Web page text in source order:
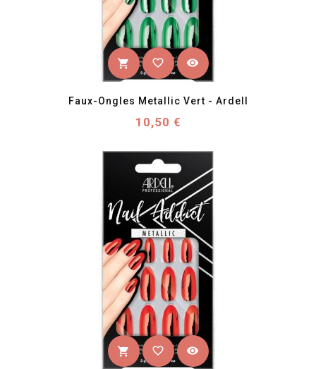
shopping_cart favorite_border visibility
Faux-Ongles Metallic Vert - Ardell
Prix
10,50 €
shopping_cart favorite_border visibility